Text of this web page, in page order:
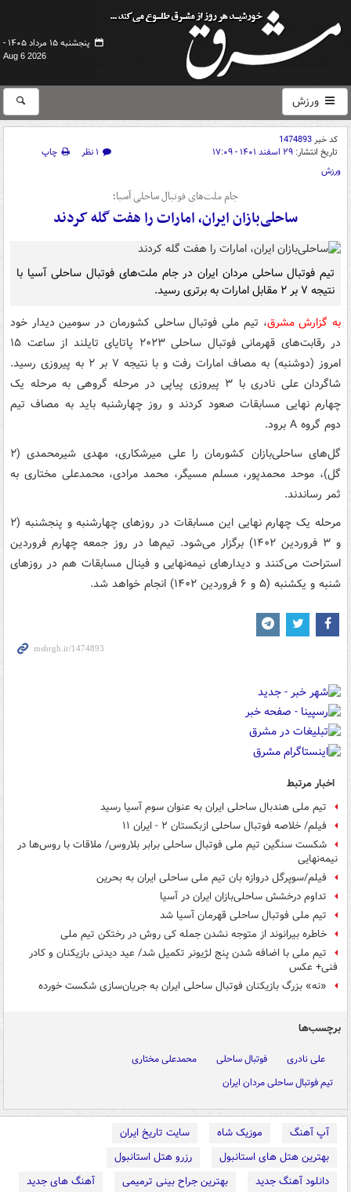
پنجشنبه ۱۵ مرداد ۱۴۰۵ -
Aug 6 2026
ورزش
کد خبر1474893
تاریخ انتشار: ۲۹ اسفند ۱۴۰۱ - ۱۷:۰۹ ۱ نظر
چاپ
ورزش
جام ملت‌های فوتبال ساحلی آسیا؛
ساحلی‌بازان ایران، امارات را هفت گله کردند
تیم فوتبال ساحلی مردان ایران در جام ملت‌های فوتبال ساحلی آسیا با
نتیجه ۷ بر ۲ مقابل امارات به برتری رسید.
به گزارش مشرق، تیم ملی فوتبال ساحلی کشورمان در سومین دیدار خود
در رقابت‌های قهرمانی فوتبال ساحلی ۲۰۲۳ پاتایای تایلند از ساعت ۱۵
امروز (دوشنبه) به مصاف امارات رفت و با نتیجه ۷ بر ۲ به پیروزی رسید.
شاگردان علی نادری با ۳ پیروزی پیاپی در مرحله گروهی به مرحله یک
چهارم نهایی مسابقات صعود کردند و روز چهارشنبه باید به مصاف تیم
دوم گروه A برود.
گل‌های ساحلی‌بازان کشورمان را علی میرشکاری، مهدی شیرمحمدی (۲
گل)، موحد محمدپور، مسلم مسیگر، محمد مرادی، محمدعلی مختاری به
ثمر رساندند.
مرحله یک چهارم نهایی این مسابقات در روزهای چهارشنبه و پنجشنبه (۲
و ۳ فروردین ۱۴۰۲) برگزار می‌شود. تیم‌ها در روز جمعه چهارم فروردین
استراحت می‌کنند و دیدارهای نیمه‌نهایی و فینال مسابقات هم در روزهای
شنبه و یکشنبه (۵ و ۶ فروردین ۱۴۰۲) انجام خواهد شد.
اخبار مرتبط
تیم ملی هندبال ساحلی ایران به عنوان سوم آسیا رسید
فیلم/ خلاصه فوتبال ساحلی ازبکستان ۲ - ایران ۱۱
شکست سنگین تیم ملی فوتبال ساحلی برابر بلاروس/ ملاقات با روس‌ها در
نیمه‌نهایی
فیلم/سوپرگل دروازه بان تیم ملی ساحلی ایران به بحرین
تداوم درخشش ساحلی‌بازان ایران در آسیا
تیم ملی فوتبال ساحلی قهرمان آسیا شد
خاطره بیرانوند از متوجه نشدن جمله کی روش در رختکن تیم ملی
تیم ملی با اضافه شدن پنج لژیونر تکمیل شد/ عید دیدنی بازیکنان و کادر
فنی+ عکس
«نه» بزرگ بازیکنان فوتبال ساحلی ایران به جریان‌سازی شکست خورده
برچسب‌ها
علی نادری فوتبال ساحلی
محمدعلی مختاری
تیم فوتبال ساحلی مردان ایران
آپ آهنگ موزیک شاه
سایت تاریخ ایران
بهترین هتل های استانبول
رزرو هتل استانبول
دانلود آهنگ جدید
بهترین جراح بینی ترمیمی
آهنگ های جدید